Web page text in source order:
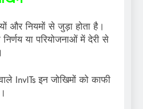
और नियमों से जुड़ा होता है।
या परियोजनाओं में देरी से
InvITs इन जोखिमों को काफी